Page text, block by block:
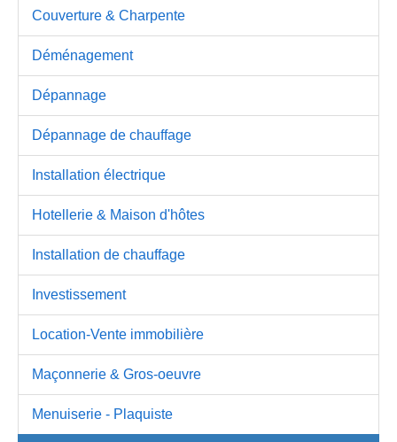
Couverture & Charpente
Déménagement
Dépannage
Dépannage de chauffage
Installation électrique
Hotellerie & Maison d'hôtes
Installation de chauffage
Investissement
Location-Vente immobilière
Maçonnerie & Gros-oeuvre
Menuiserie - Plaquiste